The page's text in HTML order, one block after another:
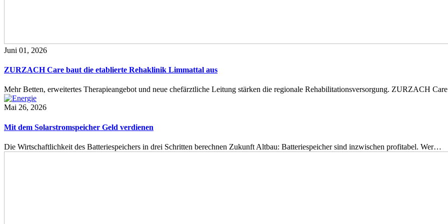
Juni 01, 2026
ZURZACH Care baut die etablierte Rehaklinik Limmattal aus
Mehr Betten, erweitertes Therapieangebot und neue chefärztliche Leitung stärken die regionale Rehabilitationsversorgung. ZURZACH
Mai 26, 2026
Mit dem Solarstromspeicher Geld verdienen
Die Wirtschaftlichkeit des Batteriespeichers in drei Schritten berechnen Zukunft Altbau: Batteriespeicher sind inzwischen profitabel. Wer…